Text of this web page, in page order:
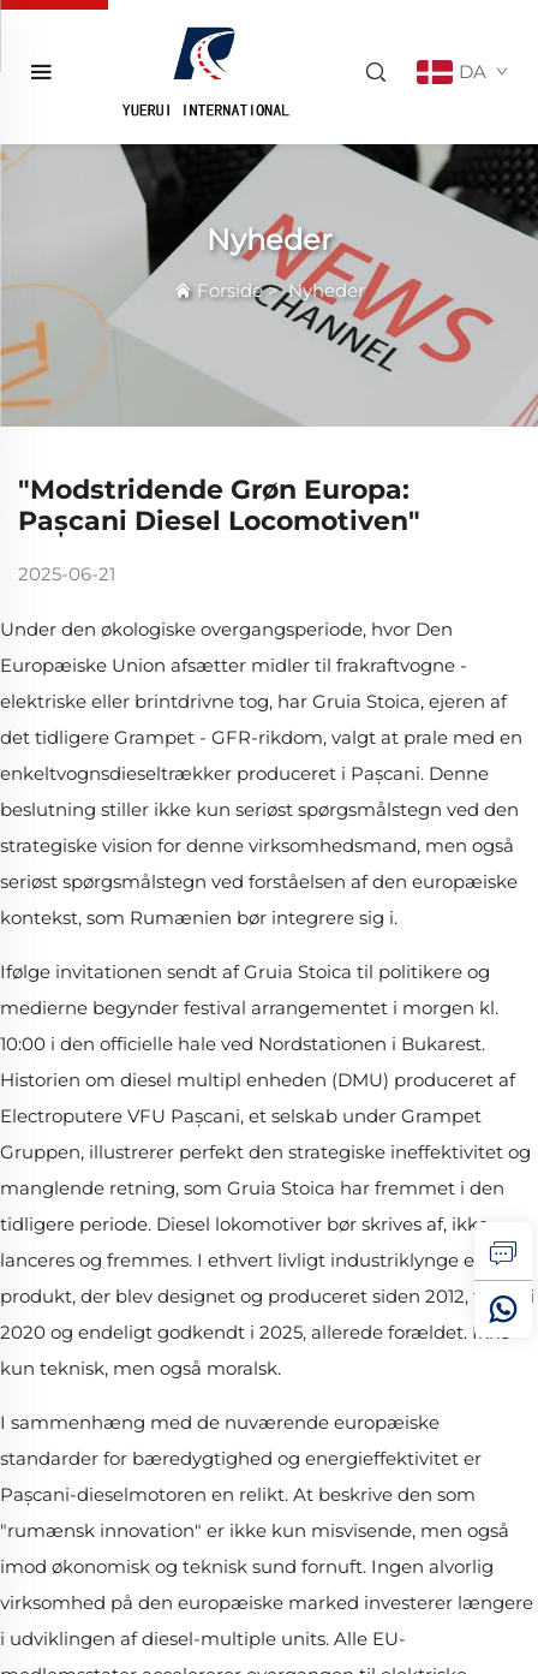
DA
Nyheder
Forside>Nyheder
"Modstridende Grøn Europa:
Pașcani Diesel Locomotiven"
2025-06-21
Under den økologiske overgangsperiode, hvor Den
Europæiske Union afsætter midler til frakraftvogne -
elektriske eller brintdrivne tog, har Gruia Stoica, ejeren af
det tidligere Grampet - GFR-rikdom, valgt at prale med en
enkeltvognsdieseltrækker produceret i Pașcani. Denne
beslutning stiller ikke kun seriøst spørgsmålstegn ved den
strategiske vision for denne virksomhedsmand, men også
seriøst spørgsmålstegn ved forståelsen af den europæiske
kontekst, som Rumænien bør integrere sig i.
Ifølge invitationen sendt af Gruia Stoica til politikere og
medierne begynder festival arrangementet i morgen kl.
10:00 i den officielle hale ved Nordstationen i Bukarest.
Historien om diesel multipl enheden (DMU) produceret af
Electroputere VFU Pașcani, et selskab under Grampet
Gruppen, illustrerer perfekt den strategiske ineffektivitet og
manglende retning, som Gruia Stoica har fremmet i den
tidligere periode. Diesel lokomotiver bør skrives af, ikke
lanceres og fremmes. I ethvert livligt industriklynge er et
produkt, der blev designet og produceret siden 2012, testet i
2020 og endeligt godkendt i 2025, allerede forældet. Ikke
kun teknisk, men også moralsk.
I sammenhæng med de nuværende europæiske
standarder for bæredygtighed og energieffektivitet er
Pașcani-dieselmotoren en relikt. At beskrive den som
"rumænsk innovation" er ikke kun misvisende, men også
imod økonomisk og teknisk sund fornuft. Ingen alvorlig
virksomhed på den europæiske marked investerer længere
i udviklingen af diesel-multiple units. Alle EU-